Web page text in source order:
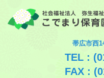
帯広市西
TEL :
FAX :